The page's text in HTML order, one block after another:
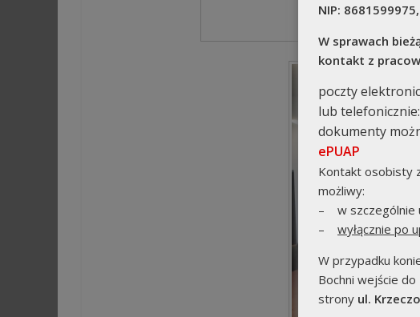
Narada
NIP:
W sprawach
kontakt z
poczty
lub telefonicznie:
dokumenty
ePUAP
Kontakt osobisty
możliwy:
– w szczególnie
– wyłącznie po
W przypadku
Bochni wejście
strony ul.